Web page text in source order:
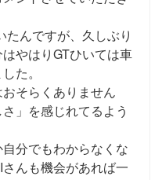
んですが、久しぶり
やはりGTひいては車
た。
そらくありません
」を感じれてるよう
分でもわからなくな
んも機会があれば一